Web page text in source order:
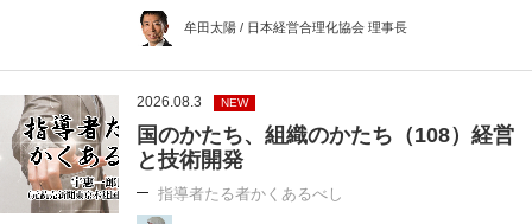
牟田太陽 / 日本経営合理化協会 理事長
2026.08.3 NEW
国のかたち、組織のかたち（108）経営
と技術開発
指導者たる者かくあるべし